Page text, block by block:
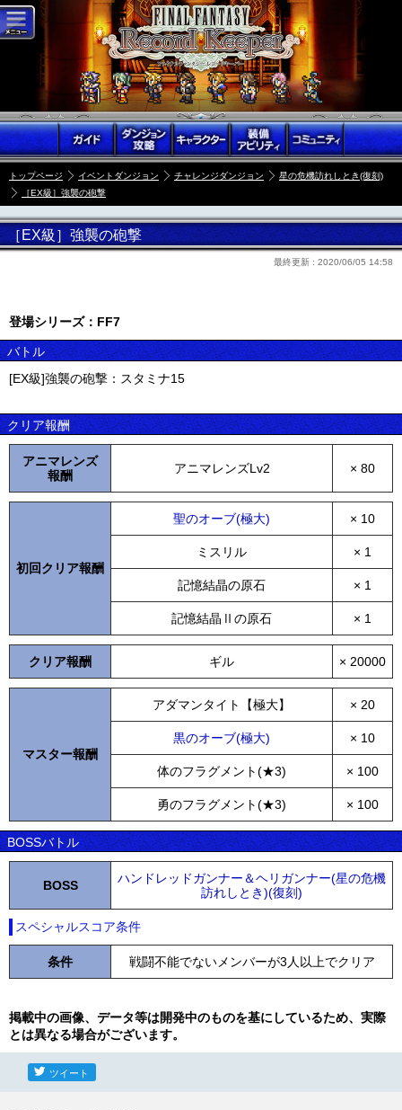
トップページ イベントダンジョン チャレンジダンジョン
星の危機訪れしとき(復刻)
［EX級］強襲の砲撃
［EX級］強襲の砲撃
最終更新 : 2020/06/05 14:58
登場シリーズ：FF7
バトル
[EX級]強襲の砲撃：スタミナ15
クリア報酬
アニマレンズ
報酬
アニマレンズLv2 × 80
初回クリア報酬
聖のオーブ(極大) × 10
ミスリル × 1
記憶結晶の原石 × 1
記憶結晶Ⅱの原石 × 1
クリア報酬 ギル × 20000
マスター報酬
アダマンタイト【極大】 × 20
黒のオーブ(極大) × 10
体のフラグメント(★3) × 100
勇のフラグメント(★3) × 100
BOSSバトル
BOSS
ハンドレッドガンナー＆ヘリガンナー(星の危機
訪れしとき)(復刻)
スペシャルスコア条件
条件 戦闘不能でないメンバーが3人以上でクリア
掲載中の画像、データ等は開発中のものを基にしているため、実際
とは異なる場合がございます。
ツイート